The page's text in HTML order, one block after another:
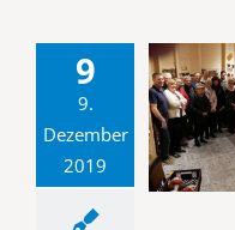
9
9.
Dezember
2019